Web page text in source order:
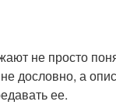
не просто
дословно, а
ее.